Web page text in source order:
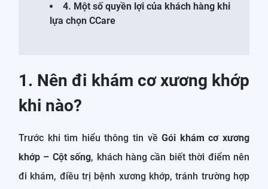
4. Một số quyền lợi của khách hàng khi
lựa chọn CCare
1. Nên đi khám cơ xương khớp
khi nào?
Trước khi tìm hiểu thông tin về Gói khám cơ xương
khớp – Cột sống, khách hàng cần biết thời điểm nên
đi khám, điều trị bệnh xương khớp, tránh trường hợp